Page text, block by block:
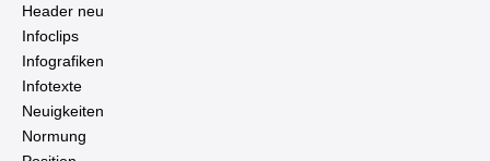
Header neu
Infoclips
In­fo­gra­fi­ken
Infotexte
Neu­ig­kei­ten
Normung